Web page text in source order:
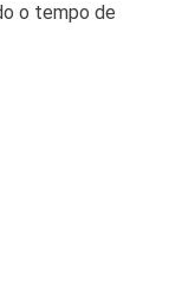
o tempo de